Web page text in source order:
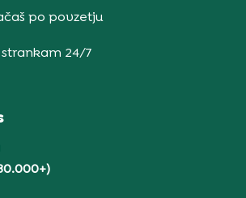
po povzetju
24/7